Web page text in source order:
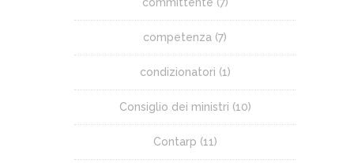
competenza (7)
condizionatori (1)
Consiglio dei ministri (10)
Contarp (11)